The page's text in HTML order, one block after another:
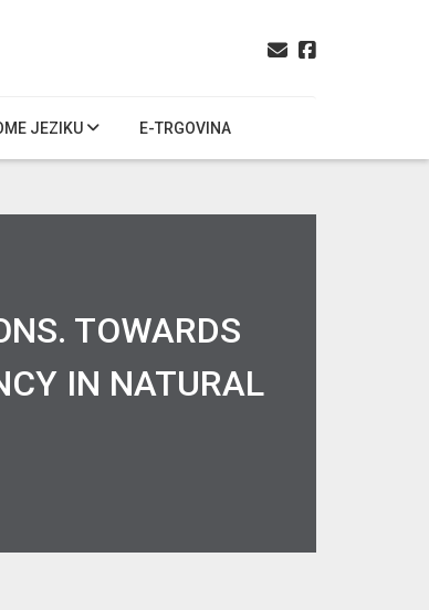
JEZIKU E-TRGOVINA
TOWARDS
IN NATURAL